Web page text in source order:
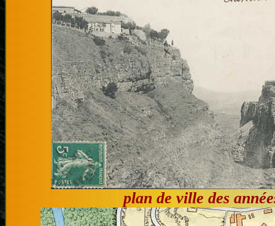
plan de ville des